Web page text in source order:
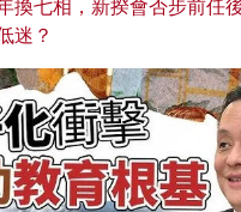
換七相，新揆會否步前任
迷？